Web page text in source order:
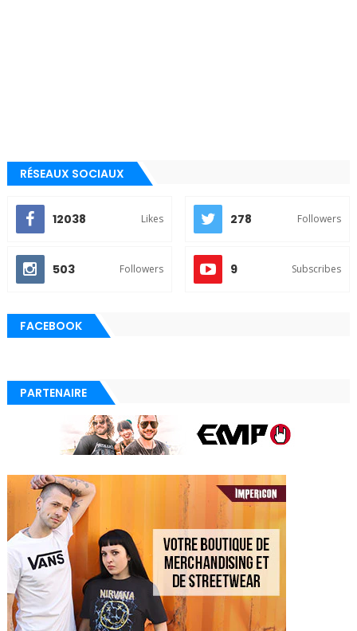
RÉSEAUX SOCIAUX
12038 Likes 278 Followers
503 Followers 9 Subscribes
FACEBOOK
PARTENAIRE